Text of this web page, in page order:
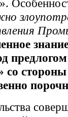
со стороны